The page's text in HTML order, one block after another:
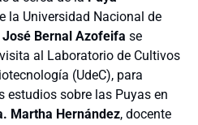
la Universidad Nacional de
José Bernal Azofeifa se
al Laboratorio de Cultivos
(UdeC), para
estudios sobre las Puyas en
Martha Hernández, docente